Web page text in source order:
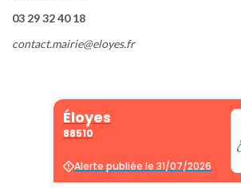
03 29 32 40 18
contact.mairie@eloyes.fr